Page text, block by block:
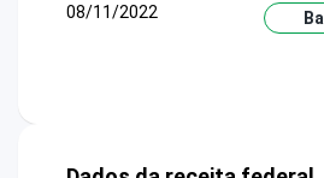
08/11/2022